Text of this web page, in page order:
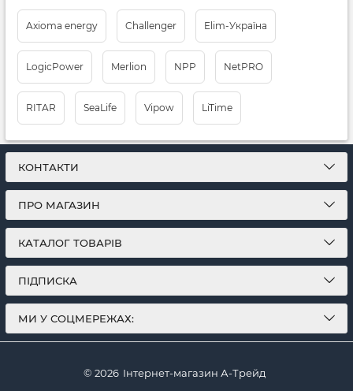
Axioma energy Challenger Elim-Україна
LogicPower Merlion NPP NetPRO
RITAR SeaLife Vipow LiTimе
КОНТАКТИ
ПРО МАГАЗИН
КАТАЛОГ ТОВАРІВ
ПІДПИСКА
МИ У СОЦМЕРЕЖАХ:
© 2026 Інтернет-магазин А-Трейд